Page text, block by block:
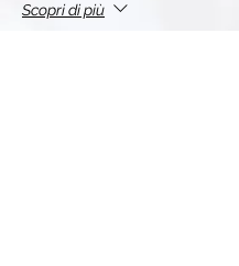
Scopri di più